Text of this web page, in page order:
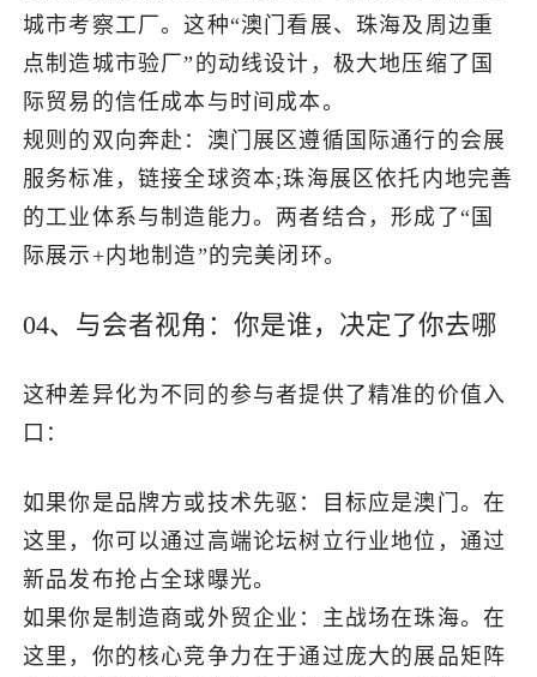
城市考察工厂。这种“澳门看展、珠海及周边重
点制造城市验厂”的动线设计，极大地压缩了国
际贸易的信任成本与时间成本。
规则的双向奔赴：澳门展区遵循国际通行的会展
服务标准，链接全球资本;珠海展区依托内地完善
的工业体系与制造能力。两者结合，形成了“国
际展示+内地制造”的完美闭环。
04、与会者视角：你是谁，决定了你去哪
这种差异化为不同的参与者提供了精准的价值入
口：
如果你是品牌方或技术先驱：目标应是澳门。在
这里，你可以通过高端论坛树立行业地位，通过
新品发布抢占全球曝光。
如果你是制造商或外贸企业：主战场在珠海。在
这里，你的核心竞争力在于通过庞大的展品矩阵